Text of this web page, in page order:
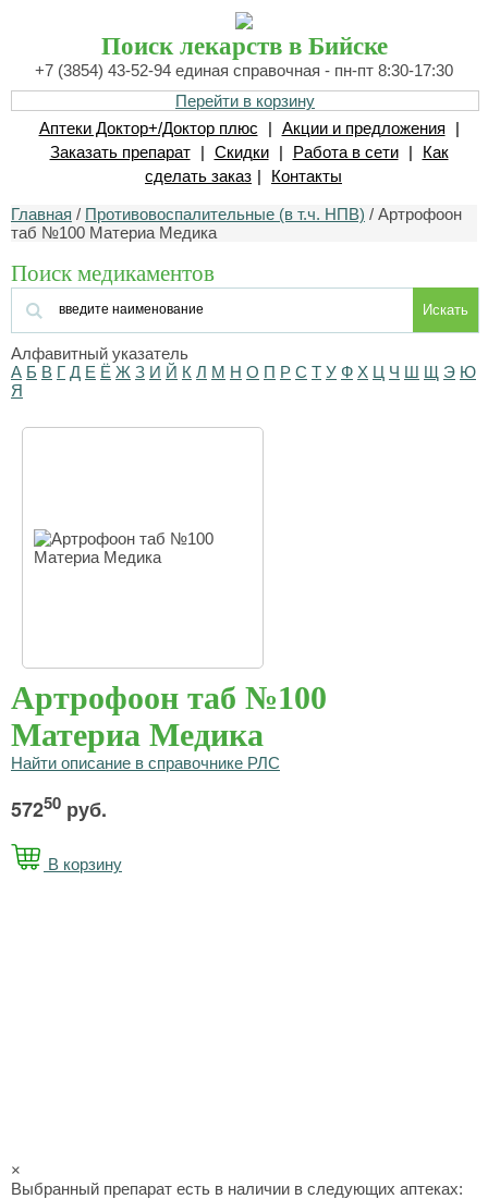
Поиск лекарств в Бийске
+7 (3854) 43-52-94 единая справочная - пн-пт 8:30-17:30
Перейти в корзину
Аптеки Доктор+/Доктор плюс
| Акции и предложения
|
Заказать препарат
| Скидки | Работа в сети |
Как
сделать заказ | Контакты
Главная / Противовоспалительные (в т.ч. НПВ) / Артрофоон
таб №100 Материа Медика
Поиск медикаментов
Искать
Алфавитный указатель
А Б В Г Д Е Ё Ж З И Й К Л М Н О П Р С Т У Ф Х Ц Ч Ш Щ Э Ю
Я
Артрофоон таб №100
Материа Медика
Найти описание в справочнике РЛС
57250 руб.
В корзину
×
Выбранный препарат есть в наличии в следующих аптеках: